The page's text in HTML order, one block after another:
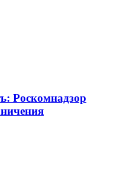
Роскомнадзор